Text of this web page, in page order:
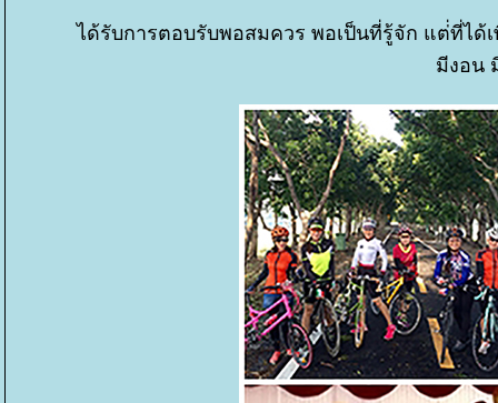
ได้รับการตอบรับพอสมควร พอเป็นที่รู้จัก แต่่ที่ได้
มีงอน